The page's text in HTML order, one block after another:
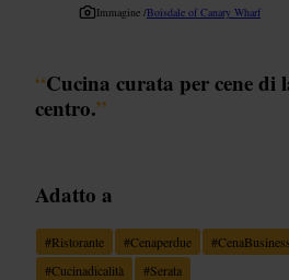
Immagine /Boisdale of Canary Wharf
“Cucina curata per cene di
centro.”
Adatto a
#Ristorante #Cenaperdue #CenaBusiness
#Cucinadicalità #Serata